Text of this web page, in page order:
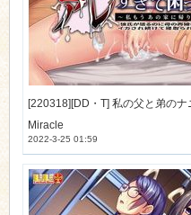
Miracle
2022-3-25 01:59